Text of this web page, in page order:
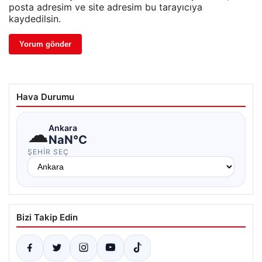
posta adresim ve site adresim bu tarayıcıya
kaydedilsin.
Hava Durumu
☁Ankara
NaN°C
ŞEHIR SEÇ
Bizi Takip Edin